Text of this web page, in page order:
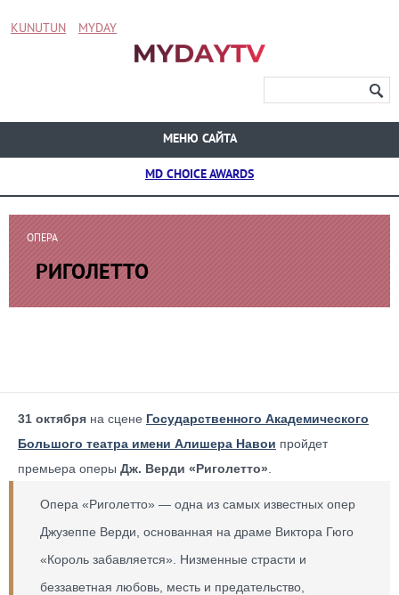
KUNUTUN MYDAY
МЕНЮ САЙТА
MD CHOICE AWARDS
ОПЕРА
РИГОЛЕТТО
31 октября на сцене Государственного Академического
Большого театра имени Алишера Навои пройдет
премьера оперы Дж. Верди «Риголетто»
Опера «Риголетто» — одна из самых известных опер
Джузеппе Верди, основанная на драме Виктора Гюго
«Король забавляется». Низменные страсти и
беззаветная любовь, месть и предательство,